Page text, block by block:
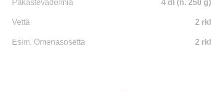
Pakastevadelmia 4 dl (n. 250 g)
Vettä 2 rkl
Esim. Omenasosetta 2 rkl